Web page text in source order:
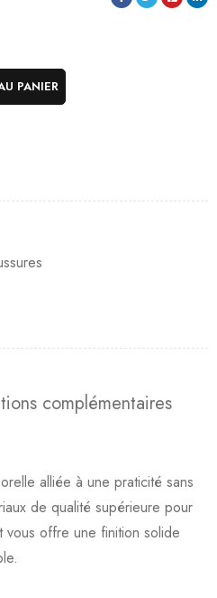
PANIER
complémentaires
alliée à une praticité sans
de qualité supérieure pour
offre une finition solide